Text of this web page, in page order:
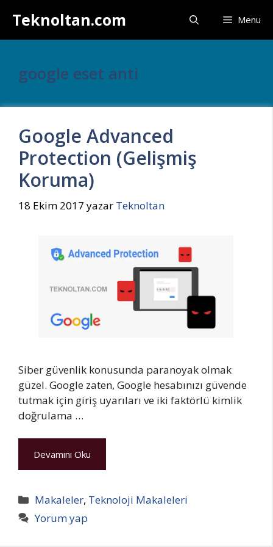
atlaTeknoltan.com Menu
google eset anti
Google Advanced
Protection (Gelişmiş
Koruma)
18 Ekim 2017 yazar Teknoltan
Siber güvenlik konusunda paranoyak olmak
güzel. Google zaten, Google hesabınızı güvende
tutmak için giriş uyarıları ve iki faktörlü kimlik
doğrulama …
Devamını Oku
Kategoriler
Makaleler, Teknoloji Makaleleri
Yorum yap